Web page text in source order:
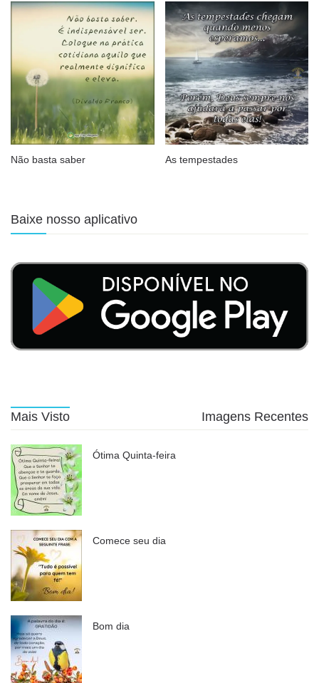
Não basta saber As tempestades
Baixe nosso aplicativo
Mais Visto Imagens Recentes
Ótima Quinta-feira
Comece seu dia
Bom dia